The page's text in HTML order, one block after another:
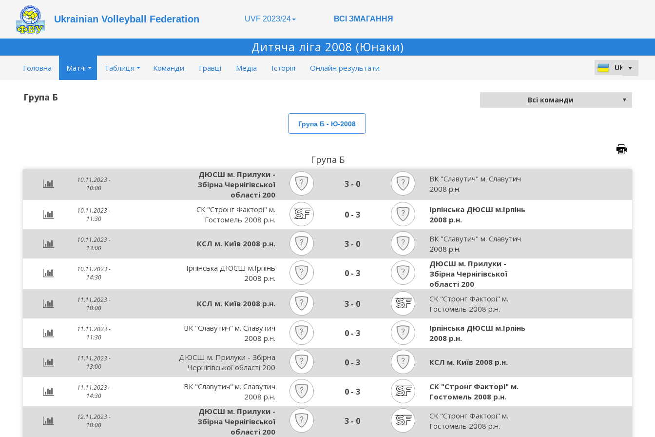
Ukrainian Volleyball Federation UVF 2023/24 ВСІ ЗМАГАННЯ
Дитяча ліга 2008 (Юнаки)
Головна Матчі Таблиця Команди Гравці Медіа Історія Онлайн результати
Група Б
Група Б - Ю-2008
Група Б
10.11.2023 -
10:00
ДЮСШ м. Прилуки -
Збірна Чернігівської
області 200
3 - 0
ВК "Славутич" м. Славутич
2008 р.н.
10.11.2023 -
11:30
СК "Стронг Факторі" м.
Гостомель 2008 р.н.
0 - 3
Ірпінська ДЮСШ м.Ірпінь
2008 р.н.
10.11.2023 -
13:00
КСЛ м. Київ 2008 р.н. 3 - 0
ВК "Славутич" м. Славутич
2008 р.н.
10.11.2023 -
14:30
Ірпінська ДЮСШ м.Ірпінь
2008 р.н.
0 - 3
ДЮСШ м. Прилуки -
Збірна Чернігівської
області 200
11.11.2023 -
10:00
КСЛ м. Київ 2008 р.н. 3 - 0
СК "Стронг Факторі" м.
Гостомель 2008 р.н.
11.11.2023 -
11:30
ВК "Славутич" м. Славутич
2008 р.н.
0 - 3
Ірпінська ДЮСШ м.Ірпінь
2008 р.н.
11.11.2023 -
13:00
ДЮСШ м. Прилуки - Збірна
Чернігівської області 200
0 - 3 КСЛ м. Київ 2008 р.н.
11.11.2023 -
14:30
ВК "Славутич" м. Славутич
2008 р.н.
0 - 3
СК "Стронг Факторі" м.
Гостомель 2008 р.н.
12.11.2023 -
10:00
ДЮСШ м. Прилуки -
Збірна Чернігівської
області 200
3 - 0
СК "Стронг Факторі" м.
Гостомель 2008 р.н.